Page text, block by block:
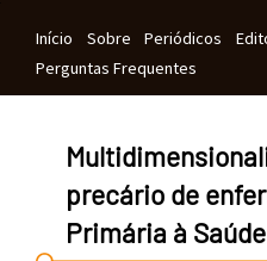
Navegação
Início Sobre Periódicos
Perguntas Frequentes
precário de
Primária à